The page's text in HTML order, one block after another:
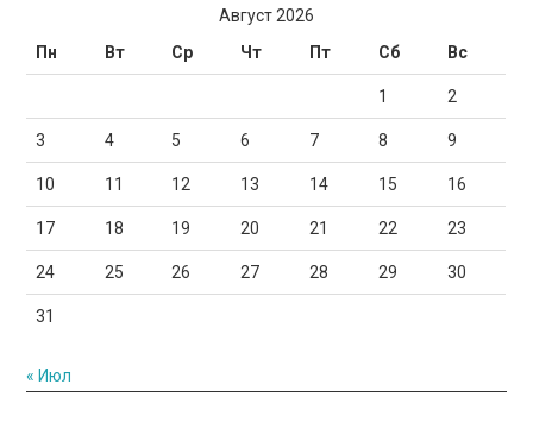
Август 2026
Пн
Вт Ср Чт Пт Сб Вс
1 2
3 4 5 6 7 8 9
10 11 12 13 14 15 16
17 18 19 20 21 22 23
24 25 26 27 28 29 30
31
« Июл